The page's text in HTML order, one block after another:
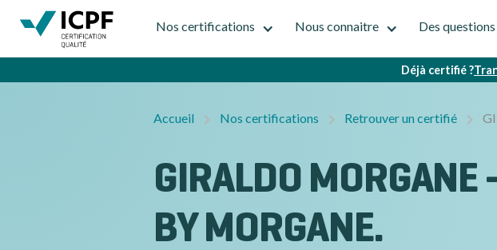
Nos certifications Nous connaitre Des questions
Déjà certifié ?
Accueil Nos certifications Retrouver un certifié
GIRALDO MORGANE
BY MORGANE.